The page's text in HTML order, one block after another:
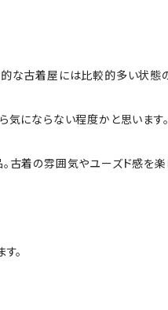
な古着屋には比較的多い状態
にならない程度かと思います。
古着の雰囲気やユーズド感を楽
。